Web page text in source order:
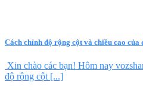
Cách chỉnh độ rộng cột và chiều cao của
Xin chào các bạn! Hôm nay
độ rộng cột [...]